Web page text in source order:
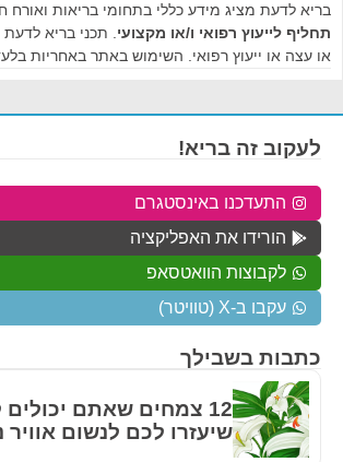
בריא לדעת מציג מידע כללי בתחומי בריאות ואורח
תחליף לייעוץ רפואי ו/או מקצועי . תכני בריא לדעת
או עצה או ייעוץ רפואי. השימוש באתר באחריות
כתבות בשבילך
12 צמחים שאתם
שיעזרו לכם לנשום אוויר
לעקוב זה בריא!
התעדכנו באינסטגרם
הורידו את האפליקציה
לקבוצות הוואטסאפ
עקבו ב-X (טוויטר)